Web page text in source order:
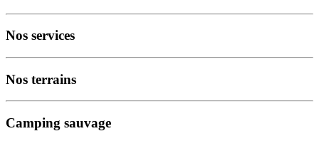
Nos services
Nos terrains
Camping sauvage